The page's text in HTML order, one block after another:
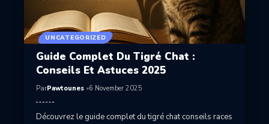
UNCATEGORIZED
Guide Complet Du Tigré Chat :
Conseils Et Astuces 2025
ParPawtounes 6 November 2025
Découvrez le guide complet du tigré chat conseils races